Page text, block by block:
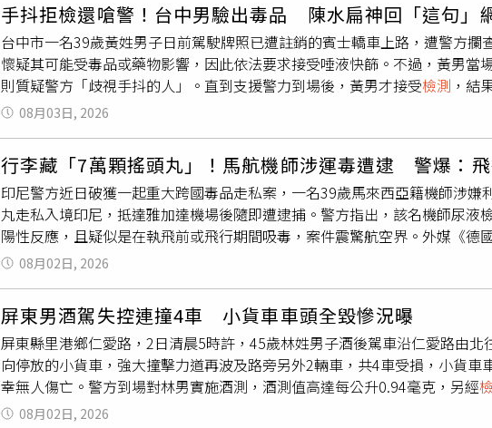
一批在台灣尋找「豬仔」的人蛇成員林晉宇等人，因與原先合作的人蛇集團
振豪所屬的人蛇集團。林晉宇自2022年2月起帶槍加入該集團，並依照李振
招募台灣民眾赴柬埔寨。檢方查出，該集團透過臉書、Instagram等社群平
鬆、高薪且待遇優渥，並以協助辦理護照、提供機票與住宿等條件吸引求職
責與以「武男兄」、「山酥」、「賈惇銘」、「竑毅」、「Andy」等暱稱活
害人約1.7萬至1.8萬美元不等的價格，將遭騙赴柬的台灣人轉交給當地犯罪
員分工，有人擔任帳務會計，有人負責協助被害人申辦護照、購買機票，有人
押送被害人登機，並在抵達柬埔寨後接應，再交付給當地買方。被害人遭交
等地的詐騙園區，被迫從事電信詐欺工作。根據部分被害人指述，在園區期
聞遭犯罪集團威脅進行器官販賣，處境十分悲慘。2022年5月間，多名受害
間救援組織關注，也促使政府單位開始積極追查相關案件。檢警後續展開偵
李振豪遭逮捕並羈押，檢方也分2波起訴李男及數十名共犯。第1波案件中，
法院於2024年11月依《人口販運防制法》判處他18年徒刑，全案確定。至
販賣，一、二審均判處李振豪18年徒刑，其他共犯則依參與程度不同，被判
日駁回李振豪等人的上訴，使第二案判決正式確定。隨著2案判決確定，李振
後續仍將由檢方聲請法院裁定應執行刑。
手抖拒檢還嗆警！台中男驗出毒品 陳水扁神回「這句」
台中市一名39歲黃姓男子日前駕駛牌照已遭註銷的賓士轎車上路，遭警方
懷疑其可能受毒品或藥物影響，因此依法要求接受唾液快篩。不過，黃男當
則質疑警方「歧視手抖的人」。直到支援警力到場後，黃男才接受檢測 ，結
後在網路引發討論，就連前總統陳水扁也現身留言，引起網友熱議。警方表
權西路二段與文心南路一段路口時，發現黃男駕駛的賓士轎車因逾期未檢
依法攔查。警方指出，盤查過程中，黃男眼神渙散、精神狀態異常，雙手也
能力，因此依規定要求接受毒品唾液快篩。不過，黃男情緒激動，不斷反問
測我」，同行妻子也多次質疑警方執法，認為不能因手抖就懷疑民眾吸毒，
直到支援警力抵達現場後，黃男才配合接受檢測 ，結果對安非他命及苯二氮
牌照車輛外，也依涉嫌違反《毒品危害防制條例》及公共危險罪嫌，將黃男
源；至於是否構成毒駕及相關刑責，仍須待後續檢驗結果及檢方認定。事件
台，質疑警方僅因手部顫抖便懷疑其吸毒，認為執法過當。然而，不少網
路，加上毒品快篩結果呈陽性，警方依法攔查並無不當之處，留言多半支持
外，有網友點名同樣以手抖聞名的陳水扁，竟釣出陳水扁親自回應表示：「
駕的！不用同情。」網友笑喊：「總統級權威認證」、「手抖界權威發聲沒
「毒駕不要來污染手抖界」、「那是手抖界敗類！假貨！」。
08月03日, 2026
行李藏「7萬顆搖頭丸」！馬航機師涉運毒遭逮 警爆：
印尼警方近日破獲一起重大跨國毒品走私案，一名39歲馬來西亞籍機師涉
丸走私入境印尼，抵達雅加達機場後隨即遭逮捕。警方指出，該名機師尿液
陽性反應，且疑似是在執飛前或飛行期間吸毒，案件震驚航空界。外媒《德
姓名縮寫為「MS」的男子，於7月30日晚間駕駛一架自馬來西亞吉隆坡飛往
機場後不久，即遭海關及警方攔查。雖然官方未透露其所屬航空公司，但
飛。海關人員在其托運行李中查獲14袋搖頭丸錠劑，總數超過7萬顆，另在
初步調查指出，MS供稱受一名身分不明人士委託運送毒品，對方承諾完成任
方進一步透露，MS接受尿液檢測後，對甲基安非他命、MDMA及古柯鹼皆
注。警方官員表示，令人擔憂的不只是毒品走私，而是嫌犯身為機師，在抵
情況仍待進一步調查釐清。印尼國家毒品犯罪調查單位指出，初步掌握情資
角色，而且這並非首次涉嫌將毒品帶入印尼，警方正持續追查背後組織及其
08月02日, 2026
屏東男酒駕失控連撞4車 小貨車車頭全毀慘況曝
屏東縣里港鄉仁愛路，2日清晨5時許，45歲林姓男子酒後駕車沿仁愛路由
向停放的小貨車，強大撞擊力道再波及路旁另外2輛車，共4車受損，小貨
幸無人傷亡。警方到場對林男實施酒測，酒測值高達每公升0.94毫克，另經
危險罪嫌移送屏東地檢署偵辦，詳細肇事原因仍待進一步調查釐清。里港警
08月02日, 2026